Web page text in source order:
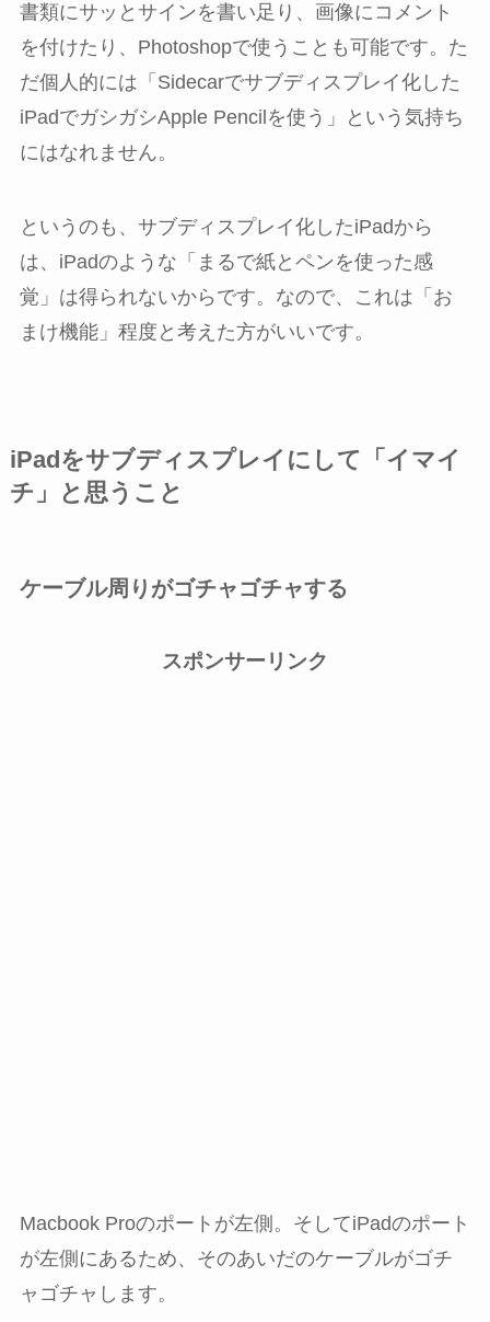
書類にサッとサインを書い足り、画像にコメント
を付けたり、Photoshopで使うことも可能です。た
だ個人的には「Sidecarでサブディスプレイ化した
iPadでガシガシApple Pencilを使う」という気持ち
にはなれません。
というのも、サブディスプレイ化したiPadから
は、iPadのような「まるで紙とペンを使った感
覚」は得られないからです。なので、これは「お
まけ機能」程度と考えた方がいいです。
iPadをサブディスプレイにして「イマイ
チ」と思うこと
ケーブル周りがゴチャゴチャする
スポンサーリンク
Macbook Proのポートが左側。そしてiPadのポート
が左側にあるため、そのあいだのケーブルがゴチ
ャゴチャします。